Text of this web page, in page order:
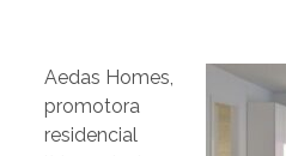
Aedas Homes,
promotora
residencial